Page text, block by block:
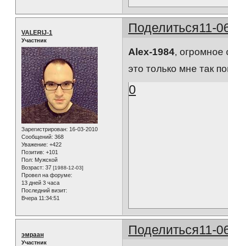
Поделиться11-
VALERIJ-1
Участник
Зарегистрирован: 16-03-2010
Сообщений: 368
Уважение: +422
Позитив: +101
Пол: Мужской
Возраст: 37 [1988-12-03]
Провел на форуме:
13 дней 3 часа
Последний визит:
Вчера 11:34:51
Alex-1984, огромное
это только мне так
0
Поделиться11-
эмраан
Участник